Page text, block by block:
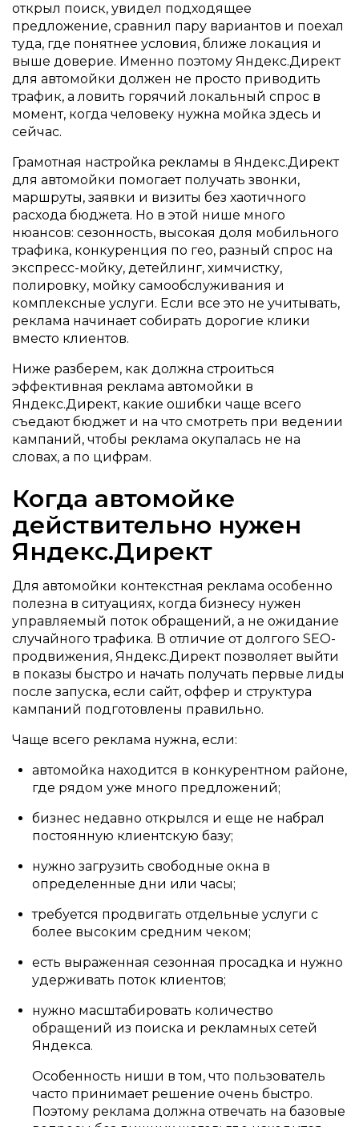
открыл поиск, увидел подходящее
предложение, сравнил пару вариантов и поехал
туда, где понятнее условия, ближе локация и
выше доверие. Именно поэтому Яндекс.Директ
для автомойки должен не просто приводить
трафик, а ловить горячий локальный спрос в
момент, когда человеку нужна мойка здесь и
сейчас.
Грамотная настройка рекламы в Яндекс.Директ
для автомойки помогает получать звонки,
маршруты, заявки и визиты без хаотичного
расхода бюджета. Но в этой нише много
нюансов: сезонность, высокая доля мобильного
трафика, конкуренция по гео, разный спрос на
экспресс-мойку, детейлинг, химчистку,
полировку, мойку самообслуживания и
комплексные услуги. Если все это не учитывать,
реклама начинает собирать дорогие клики
вместо клиентов.
Ниже разберем, как должна строиться
эффективная реклама автомойки в
Яндекс.Директ, какие ошибки чаще всего
съедают бюджет и на что смотреть при ведении
кампаний, чтобы реклама окупалась не на
словах, а по цифрам.
Когда автомойке
действительно нужен
Яндекс.Директ
Для автомойки контекстная реклама особенно
полезна в ситуациях, когда бизнесу нужен
управляемый поток обращений, а не ожидание
случайного трафика. В отличие от долгого SEO-
продвижения, Яндекс.Директ позволяет выйти
в показы быстро и начать получать первые лиды
после запуска, если сайт, оффер и структура
кампаний подготовлены правильно.
Чаще всего реклама нужна, если:
автомойка находится в конкурентном районе,
где рядом уже много предложений;
бизнес недавно открылся и еще не набрал
постоянную клиентскую базу;
нужно загрузить свободные окна в
определенные дни или часы;
требуется продвигать отдельные услуги с
более высоким средним чеком;
есть выраженная сезонная просадка и нужно
удерживать поток клиентов;
нужно масштабировать количество
обращений из поиска и рекламных сетей
Яндекса.
Особенность ниши в том, что пользователь
часто принимает решение очень быстро.
Поэтому реклама должна отвечать на базовые